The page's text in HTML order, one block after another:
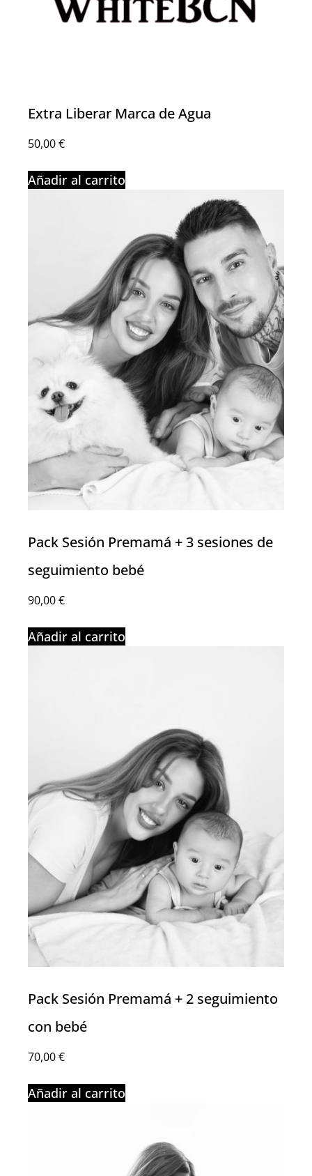
Extra Liberar Marca de Agua
50,00€
Añadir al carrito
Pack Sesión Premamá + 3 sesiones de
seguimiento bebé
90,00€
Añadir al carrito
Pack Sesión Premamá + 2 seguimiento
con bebé
70,00€
Añadir al carrito